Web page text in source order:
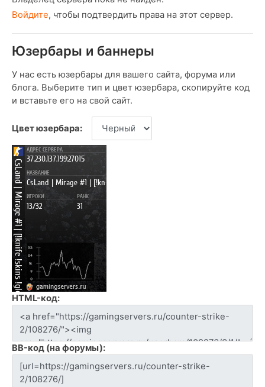
Войдите, чтобы подтвердить права на этот сервер.
Юзербары и баннеры
У нас есть юзербары для вашего сайта, форума или
блога. Выберите тип и цвет юзербара, скопируйте код
и вставьте его на свой сайт.
Цвет юзербара:
HTML-код:
BB-код (на форумы):